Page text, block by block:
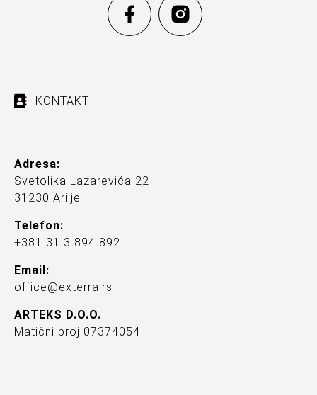
KONTAKT
Adresa:
Svetolika Lazarevića 22
31230 Arilje
Telefon:
+381 31 3 894 892
Email:
office@exterra.rs
ARTEKS D.O.O.
Matični broj 07374054